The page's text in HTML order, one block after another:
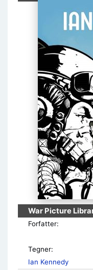
War Picture
Forfatter:
Tegner:
Ian Kennedy